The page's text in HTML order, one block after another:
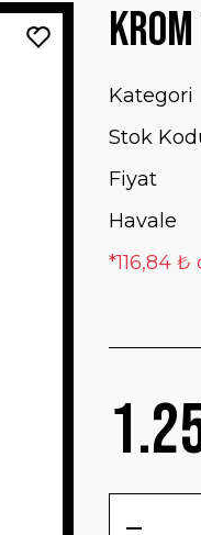
Kategori
Stok
Fiyat
Havale
*116,84